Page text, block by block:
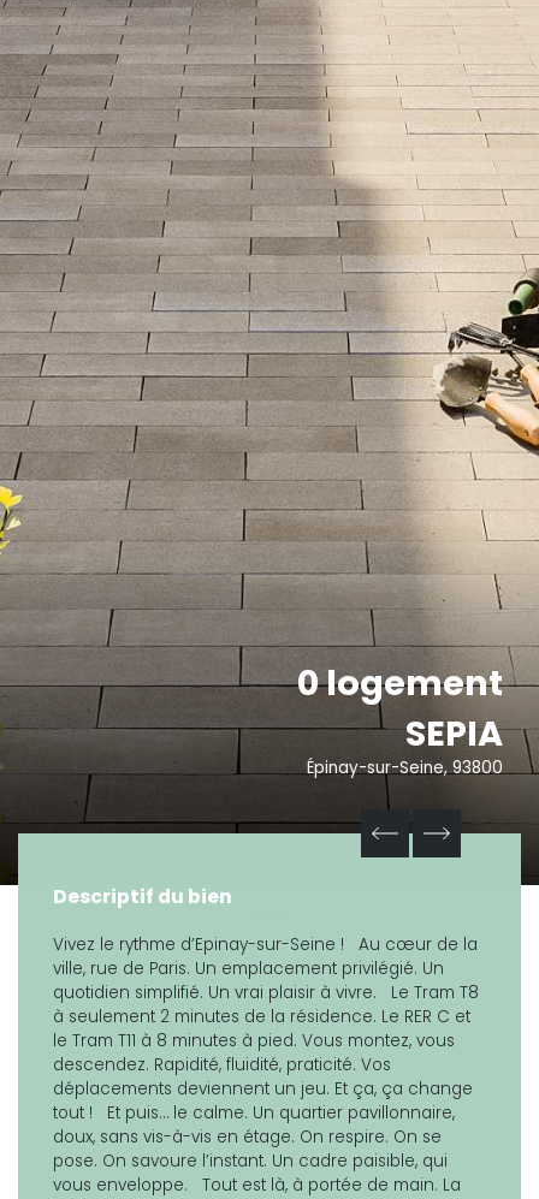
0 logement
SEPIA
Épinay-sur-Seine, 93800
Descriptif du bien
Vivez le rythme d’Epinay-sur-Seine ! Au cœur de la
ville, rue de Paris. Un emplacement privilégié. Un
quotidien simplifié. Un vrai plaisir à vivre. Le Tram T8
à seulement 2 minutes de la résidence. Le RER C et
le Tram T11 à 8 minutes à pied. Vous montez, vous
descendez. Rapidité, fluidité, praticité. Vos
déplacements deviennent un jeu. Et ça, ça change
tout ! Et puis… le calme. Un quartier pavillonnaire,
doux, sans vis-à-vis en étage. On respire. On se
pose. On savoure l’instant. Un cadre paisible, qui
vous enveloppe. Tout est là, à portée de main. La